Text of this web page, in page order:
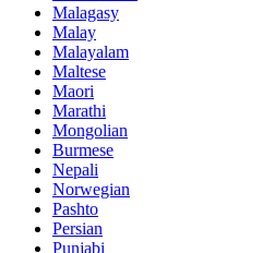
Malagasy
Malay
Malayalam
Maltese
Maori
Marathi
Mongolian
Burmese
Nepali
Norwegian
Pashto
Persian
Punjabi